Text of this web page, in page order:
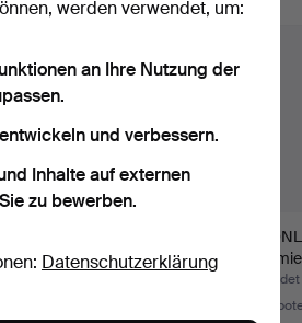
Barockstil, Messing,
Hälfte
2
werden verwendet, um:
an Ihre Nutzung der
und verbessern.
Inhalte auf externen
zu bewerben.
Datenschutzerklärung